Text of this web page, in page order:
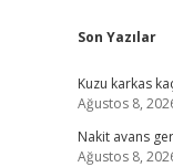
Son Yazılar
Kuzu karkas
Ağustos 8,
Nakit avans
Ağustos 8,